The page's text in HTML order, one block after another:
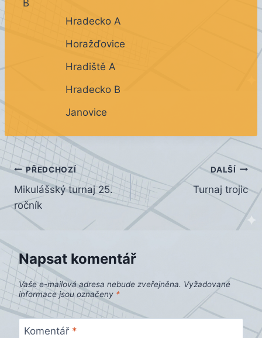
B
Hradecko A
Horažďovice
Hradiště A
Hradecko B
Janovice
Navigace
pro
příspěvek
PŘEDCHOZÍ
Mikulášský turnaj 25.
ročník
DALŠÍ
Turnaj trojic
Napsat komentář
Vaše e-mailová adresa nebude zveřejněna. Vyžadované
informace jsou označeny *
Komentář *